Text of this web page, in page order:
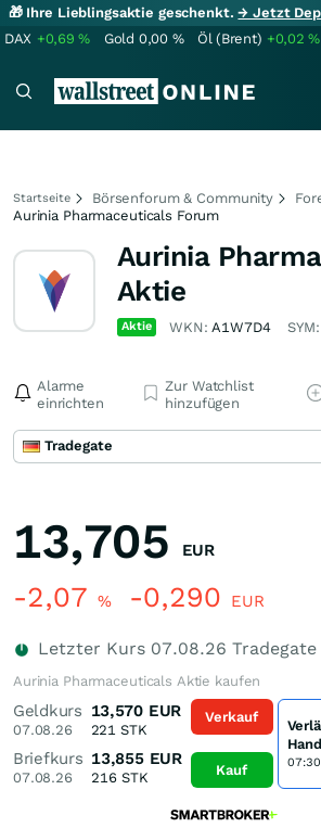
🎁 Ihre Lieblingsaktie geschenkt.→ Jetzt
DAX +0,69% Gold 0,00 % Öl (Brent) +0,02%
Startseite Börsenforum & Community
Aurinia Pharmaceuticals Forum
Aurinia
Aktie
Aktie WKN:A1W7D4 SYM:
Alarme
einrichten
Zur Watchlist
hinzufügen
Tradegate
13,705 EUR
-2,07 % -0,290 EUR
Letzter Kurs 07.08.26 Tradegate
Aurinia Pharmaceuticals Aktie kaufen
Geldkurs
07.08.26
13,570 EUR
221 STK
Briefkurs
07.08.26
13,855 EUR
216STK
Verkauf
Kauf